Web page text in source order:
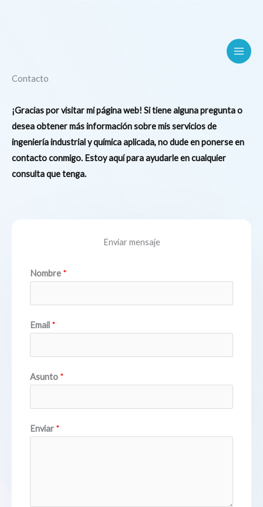
Contacto
¡Gracias por visitar mi página web! Si tiene alguna pregunta o
desea obtener más información sobre mis servicios de
ingeniería industrial y química aplicada, no dude en ponerse en
contacto conmigo. Estoy aquí para ayudarle en cualquier
consulta que tenga.
Enviar mensaje
Nombre *
Email *
Asunto *
Enviar *